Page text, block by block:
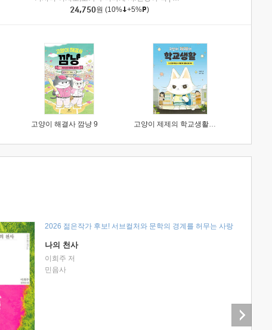
24,750원 (10% +5% )
고양이 해결사 깜냥 9 고양이 제제의 학교생활 1 : 초등학생이 이렇게 힘들 줄이야
2026 젊은작가 후보! 서브컬처와 문학의 경계를 허무는 사랑
나의 천사
이희주 저
민음사